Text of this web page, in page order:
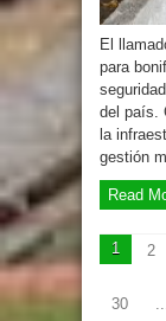
El
para
del país.
la
gestión
Read
1 2
30